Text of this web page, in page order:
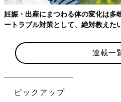
妊娠・出産にまつわる体の変化は多
ートラブル対策として、絶対教えた
連載一
ピックアップ